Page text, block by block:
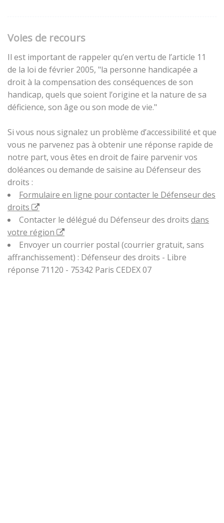
Voies de recours
Il est important de rappeler qu’en vertu de l’article 11
de la loi de février 2005, "la personne handicapée a
droit à la compensation des conséquences de son
handicap, quels que soient l’origine et la nature de sa
déficience, son âge ou son mode de vie."
Si vous nous signalez un problème d’accessibilité et que
vous ne parvenez pas à obtenir une réponse rapide de
notre part, vous êtes en droit de faire parvenir vos
doléances ou demande de saisine au Défenseur des
droits :
Formulaire en ligne pour contacter le Défenseur des
droits
Contacter le délégué du Défenseur des droits dans
votre région
Envoyer un courrier postal (courrier gratuit, sans
affranchissement) : Défenseur des droits - Libre
réponse 71120 - 75342 Paris CEDEX 07